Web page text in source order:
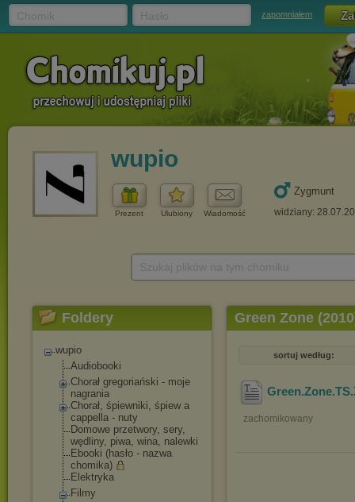
zapomniałem
wupio
Prezent Ulubiony Wiadomość
Zygmunt
widziany:
Foldery
wupio
Audiobooki
Chorał gregoriański - moje
nagrania
Chorał, śpiewniki, śpiew a
cappella - nuty
Domowe przetwory, sery,
wędliny, piwa, wina, nalewki
Ebooki (hasło - nazwa
chomika)
Elektryka
Filmy
Green Zone
sortuj według:
zachomikowany